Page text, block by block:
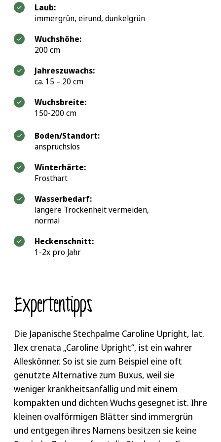
Laub:
immergrün, eirund, dunkelgrün
Wuchshöhe:
200 cm
Jahreszuwachs:
ca. 15 – 20 cm
Wuchsbreite:
150-200 cm
Boden/Standort:
anspruchslos
Winterhärte:
Frosthart
Wasserbedarf:
längere Trockenheit vermeiden,
normal
Heckenschnitt:
1-2x pro Jahr
Expertentipps
Die Japanische Stechpalme Caroline Upright, lat.
Ilex crenata „Caroline Upright“, ist ein wahrer
Alleskönner. So ist sie zum Beispiel eine oft
genutzte Alternative zum Buxus, weil sie
weniger krankheitsanfällig und mit einem
kompakten und dichten Wuchs gesegnet ist. Ihre
kleinen ovalförmigen Blätter sind immergrün
und entgegen ihres Namens besitzen sie keine